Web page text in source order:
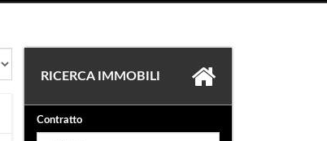
RICERCA IMMOBILI
Contratto